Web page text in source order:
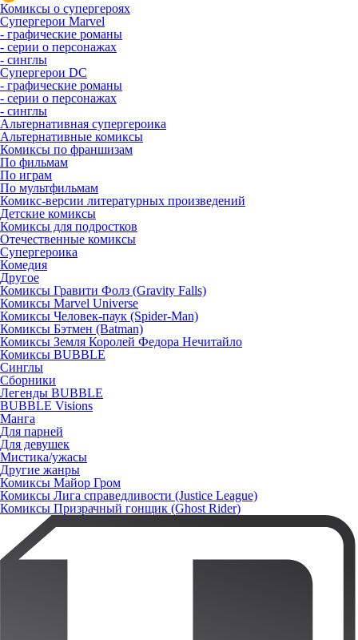
Комиксы о супергероях
Супергерои Marvel
- графические романы
- серии о персонажах
- синглы
Супергерои DC
- графические романы
- серии о персонажах
- синглы
Альтернативная супергероика
Альтернативные комиксы
Комиксы по франшизам
По фильмам
По играм
По мультфильмам
Комикс-версии литературных произведений
Детские комиксы
Комиксы для подростков
Отечественные комиксы
Супергероика
Комедия
Другое
Комиксы Гравити Фолз (Gravity Falls)
Комиксы Marvel Universe
Комиксы Человек-паук (Spider-Man)
Комиксы Бэтмен (Batman)
Комиксы Земля Королей Федора Нечитайло
Комиксы BUBBLE
Синглы
Сборники
Легенды BUBBLE
BUBBLE Visions
Манга
Для парней
Для девушек
Мистика/ужасы
Другие жанры
Комиксы Майор Гром
Комиксы Лига справедливости (Justice League)
Комиксы Призрачный гонщик (Ghost Rider)